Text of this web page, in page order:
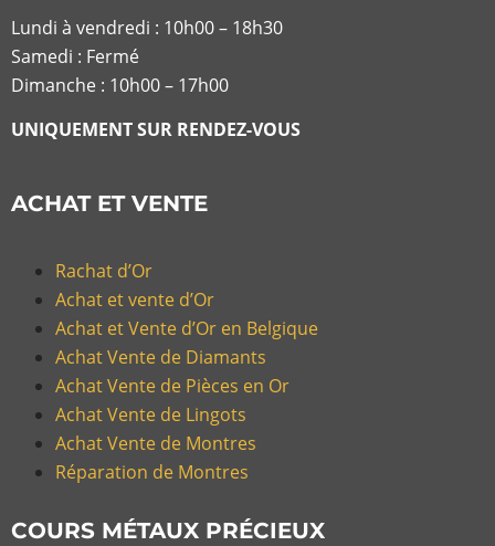
Lundi à vendredi : 10h00 – 18h30
Samedi : Fermé
Dimanche : 10h00 – 17h00
UNIQUEMENT SUR RENDEZ-VOUS
ACHAT ET VENTE
Rachat d’Or
Achat et vente d’Or
Achat et Vente d’Or en Belgique
Achat Vente de Diamants
Achat Vente de Pièces en Or
Achat Vente de Lingots
Achat Vente de Montres
Réparation de Montres
COURS MÉTAUX PRÉCIEUX